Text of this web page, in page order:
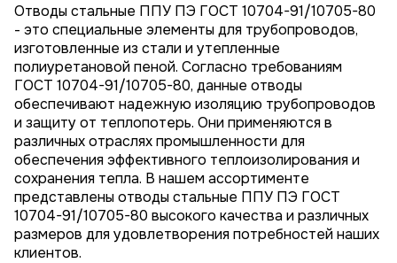
Отводы стальные ППУ ПЭ ГОСТ 10704-91/10705-80
- это специальные элементы для трубопроводов,
изготовленные из стали и утепленные
полиуретановой пеной. Согласно требованиям
ГОСТ 10704-91/10705-80, данные отводы
обеспечивают надежную изоляцию трубопроводов
и защиту от теплопотерь. Они применяются в
различных отраслях промышленности для
обеспечения эффективного теплоизолирования и
сохранения тепла. В нашем ассортименте
представлены отводы стальные ППУ ПЭ ГОСТ
10704-91/10705-80 высокого качества и различных
размеров для удовлетворения потребностей наших
клиентов.